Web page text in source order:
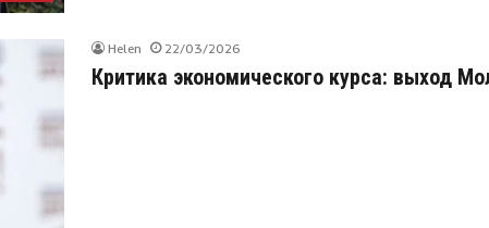
Helen 22/03/2026
Критика экономического курса: выход